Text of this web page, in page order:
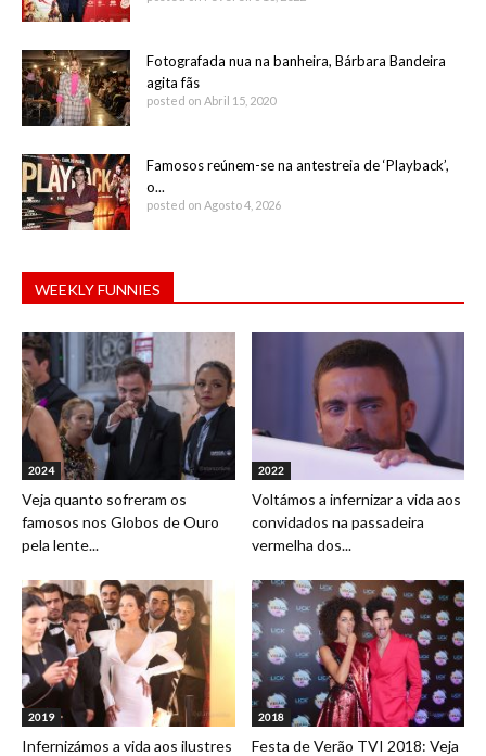
Fotografada nua na banheira, Bárbara Bandeira
agita fãs
posted on Abril 15, 2020
Famosos reúnem-se na antestreia de ‘Playback’,
o...
posted on Agosto 4, 2026
WEEKLY FUNNIES
2024
Veja quanto sofreram os
famosos nos Globos de Ouro
pela lente...
2022
Voltámos a infernizar a vida aos
convidados na passadeira
vermelha dos...
2019
Infernizámos a vida aos ilustres
2018
Festa de Verão TVI 2018: Veja